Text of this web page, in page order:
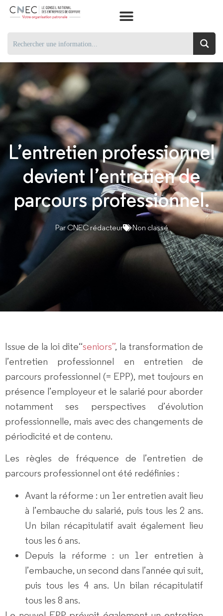
L’entretien professionnel
devient l’entretien de
parcours professionnel.
ParCNEC rédacteur Non classé
Issue de la loi dite“seniors”, la transformation de
l’entretien professionnel en entretien de
parcours professionnel (= EPP), met toujours en
présence l’employeur et le salarié pour aborder
notamment ses perspectives d’évolution
professionnelle, mais avec des changements de
périodicité et de contenu.
Les règles de fréquence de l’entretien de
parcours professionnel ont été redéfinies :
Avant la réforme : un 1er entretien avait lieu
à l’embauche du salarié, puis tous les 2 ans.
Un bilan récapitulatif avait également lieu
tous les 6 ans.
Depuis la réforme : un 1er entretien à
l’embauche, un second dans l’année qui suit,
puis tous les 4 ans. Un bilan récapitulatif
tous les 8 ans.